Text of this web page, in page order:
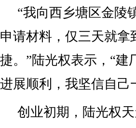
“我向西乡塘区金陵
申请材料，仅三天就
捷。”陆光权表示，“
进展顺利，我坚信自己
创业初期，陆光权